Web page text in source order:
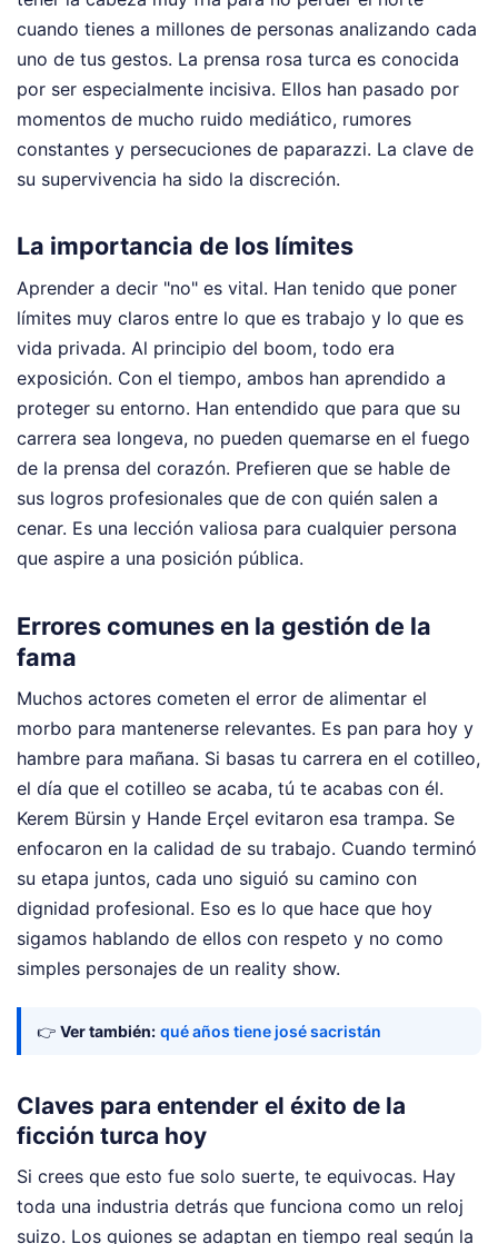
cuando tienes a millones de personas analizando cada
uno de tus gestos. La prensa rosa turca es conocida
por ser especialmente incisiva. Ellos han pasado por
momentos de mucho ruido mediático, rumores
constantes y persecuciones de paparazzi. La clave de
su supervivencia ha sido la discreción.
La importancia de los límites
Aprender a decir "no" es vital. Han tenido que poner
límites muy claros entre lo que es trabajo y lo que es
vida privada. Al principio del boom, todo era
exposición. Con el tiempo, ambos han aprendido a
proteger su entorno. Han entendido que para que su
carrera sea longeva, no pueden quemarse en el fuego
de la prensa del corazón. Prefieren que se hable de
sus logros profesionales que de con quién salen a
cenar. Es una lección valiosa para cualquier persona
que aspire a una posición pública.
Errores comunes en la gestión de la
fama
Muchos actores cometen el error de alimentar el
morbo para mantenerse relevantes. Es pan para hoy y
hambre para mañana. Si basas tu carrera en el cotilleo,
el día que el cotilleo se acaba, tú te acabas con él.
Kerem Bürsin y Hande Erçel evitaron esa trampa. Se
enfocaron en la calidad de su trabajo. Cuando terminó
su etapa juntos, cada uno siguió su camino con
dignidad profesional. Eso es lo que hace que hoy
sigamos hablando de ellos con respeto y no como
simples personajes de un reality show.
👉 Ver también: qué años tiene josé sacristán
Claves para entender el éxito de la
ficción turca hoy
Si crees que esto fue solo suerte, te equivocas. Hay
toda una industria detrás que funciona como un reloj
suizo. Los guiones se adaptan en tiempo real según la